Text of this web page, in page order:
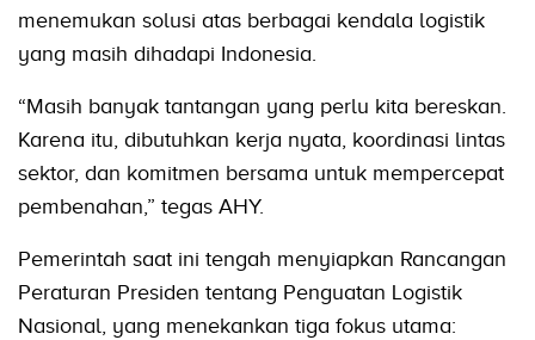
menemukan solusi atas berbagai kendala logistik
yang masih dihadapi Indonesia.
“Masih banyak tantangan yang perlu kita bereskan.
Karena itu, dibutuhkan kerja nyata, koordinasi lintas
sektor, dan komitmen bersama untuk mempercepat
pembenahan,” tegas AHY.
Pemerintah saat ini tengah menyiapkan Rancangan
Peraturan Presiden tentang Penguatan Logistik
Nasional, yang menekankan tiga fokus utama: